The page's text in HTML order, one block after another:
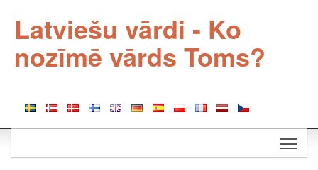
Latviešu vārdi - Ko
nozīmē vārds Toms?